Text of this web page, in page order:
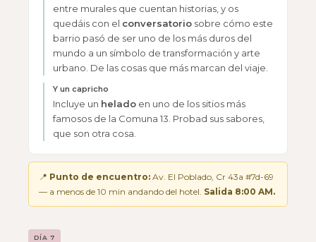
entre murales que cuentan historias, y os
quedáis con el conversatorio sobre cómo este
barrio pasó de ser uno de los más duros del
mundo a un símbolo de transformación y arte
urbano. De las cosas que más marcan del viaje.
Y un capricho
Incluye un helado en uno de los sitios más
famosos de la Comuna 13. Probad sus sabores,
que son otra cosa.
📍 Punto de encuentro: Av. El Poblado, Cr 43a #7d-69
— a menos de 10 min andando del hotel. Salida 8:00 AM.
DÍA 7